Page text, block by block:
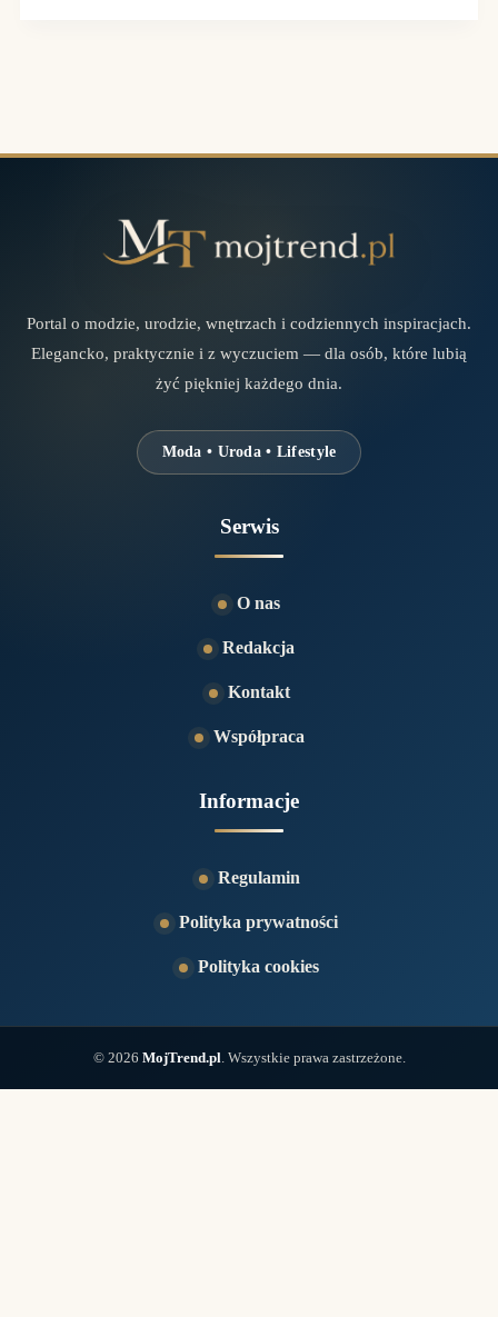
Portal o modzie, urodzie, wnętrzach i codziennych inspiracjach.
Elegancko, praktycznie i z wyczuciem — dla osób, które lubią
żyć piękniej każdego dnia.
Moda • Uroda • Lifestyle
Serwis
O nas
Redakcja
Kontakt
Współpraca
Informacje
Regulamin
Polityka prywatności
Polityka cookies
© 2026 MojTrend.pl . Wszystkie prawa zastrzeżone.